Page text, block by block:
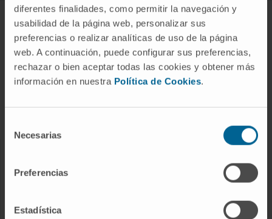
diferentes finalidades, como permitir la navegación y
usabilidad de la página web, personalizar sus
preferencias o realizar analíticas de uso de la página
web. A continuación, puede configurar sus preferencias,
rechazar o bien aceptar todas las cookies y obtener más
información en nuestra Política de Cookies.
Necesarias
Preferencias
Estadística
ABOUT CIMA
Who we are
Research Center of the Clinica
Campus of the Universidad de Navarra